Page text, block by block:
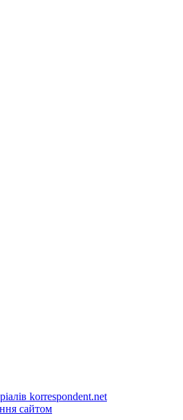
korrespondent.net
сайтом